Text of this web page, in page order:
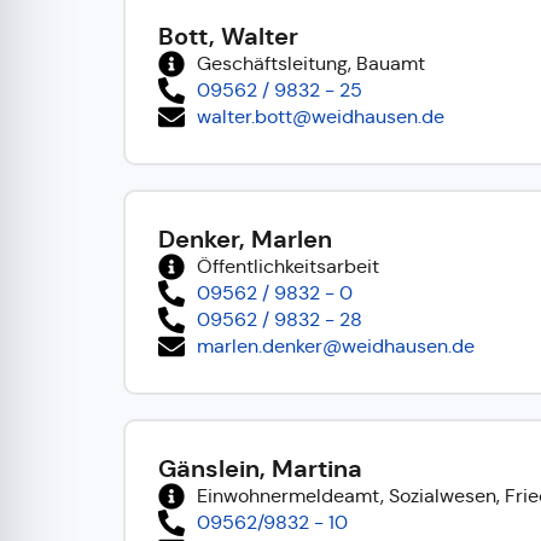
Bott, Walter
Geschäftsleitung, Bauamt
09562 / 9832 - 25
walter.bott@weidhausen.de
Denker, Marlen
Öffentlichkeitsarbeit
09562 / 9832 - 0
09562 / 9832 - 28
marlen.denker@weidhausen.de
Gänslein, Martina
Einwohnermeldeamt, Sozialwesen,
09562/9832 - 10